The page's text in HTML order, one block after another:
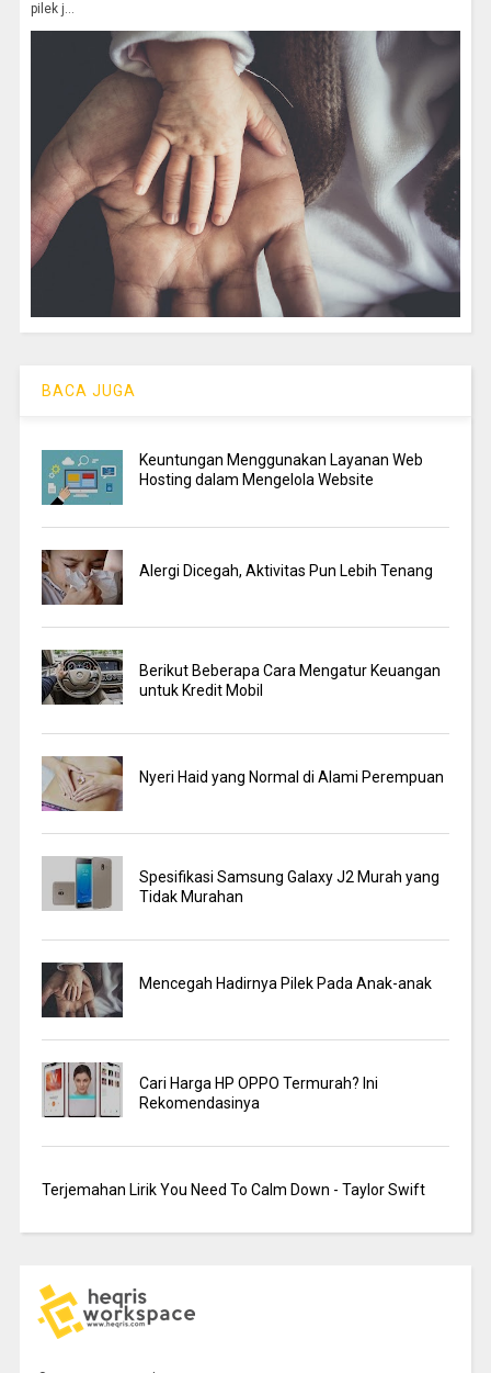
pilek j...
BACA JUGA
Keuntungan Menggunakan Layanan Web
Hosting dalam Mengelola Website
Alergi Dicegah, Aktivitas Pun Lebih Tenang
Berikut Beberapa Cara Mengatur Keuangan
untuk Kredit Mobil
Nyeri Haid yang Normal di Alami Perempuan
Spesifikasi Samsung Galaxy J2 Murah yang
Tidak Murahan
Mencegah Hadirnya Pilek Pada Anak-anak
Cari Harga HP OPPO Termurah? Ini
Rekomendasinya
Terjemahan Lirik You Need To Calm Down - Taylor Swift